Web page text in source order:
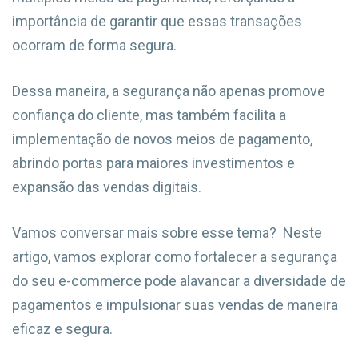
importância de garantir que essas transações
ocorram de forma segura.
Dessa maneira, a segurança não apenas promove
confiança do cliente, mas também facilita a
implementação de novos meios de pagamento,
abrindo portas para maiores investimentos e
expansão das vendas digitais.
Vamos conversar mais sobre esse tema? Neste
artigo, vamos explorar como fortalecer a segurança
do seu e-commerce pode alavancar a diversidade de
pagamentos e impulsionar suas vendas de maneira
eficaz e segura.